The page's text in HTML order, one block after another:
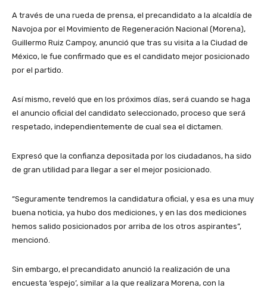
A través de una rueda de prensa, el precandidato a la alcaldía de
Navojoa por el Movimiento de Regeneración Nacional (Morena),
Guillermo Ruiz Campoy, anunció que tras su visita a la Ciudad de
México, le fue confirmado que es el candidato mejor posicionado
por el partido.
Así mismo, reveló que en los próximos días, será cuando se haga
el anuncio oficial del candidato seleccionado, proceso que será
respetado, independientemente de cual sea el dictamen.
Expresó que la confianza depositada por los ciudadanos, ha sido
de gran utilidad para llegar a ser el mejor posicionado.
“Seguramente tendremos la candidatura oficial, y esa es una muy
buena noticia, ya hubo dos mediciones, y en las dos mediciones
hemos salido posicionados por arriba de los otros aspirantes”,
mencionó.
Sin embargo, el precandidato anunció la realización de una
encuesta ‘espejo’, similar a la que realizara Morena, con la